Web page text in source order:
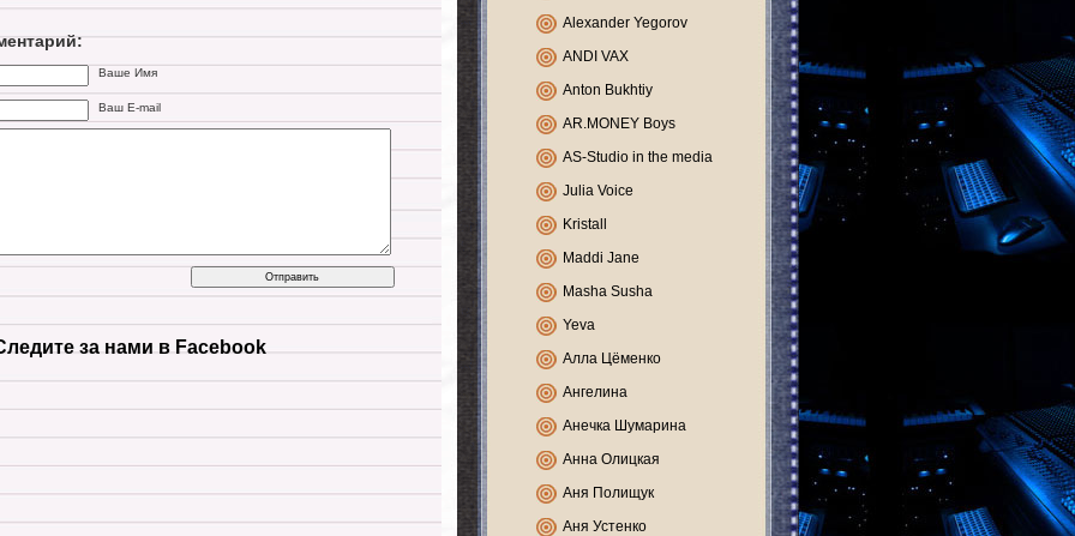
Ваше Имя
Ваш E-mail
за нами в Facebook
Alexander Yegorov
ANDI VAX
Anton Bukhtiy
AR.MONEY Boys
AS-Studio in the media
Julia Voice
Kristall
Maddi Jane
Masha Susha
Yeva
Алла Цёменко
Ангелина
Анечка Шумарина
Анна Олицкая
Аня Полищук
Аня Устенко